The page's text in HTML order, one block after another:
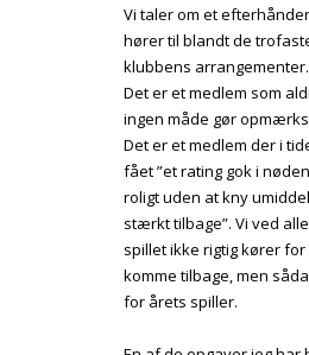
Vi taler om et
hører til blandt de
klubbens arrangementer.
Det er et medlem som
ingen måde gør
Det er et medlem der i
fået ”et rating gok i
roligt uden at kny
stærkt tilbage”. Vi ved
spillet ikke rigtig kører
komme tilbage, men
for årets spiller.